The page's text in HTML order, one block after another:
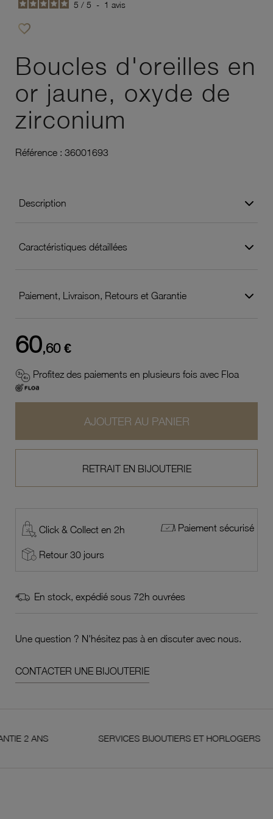
5 / 5 - 1 avis
favorite_border
Boucles d'oreilles en
or jaune, oxyde de
zirconium
Référence : 36001693
Description
Caractéristiques détaillées
Paiement, Livraison, Retours et Garantie
60,60 €
Profitez des paiements en plusieurs fois avec Floa
AJOUTER AU PANIER
RETRAIT EN BIJOUTERIE
Click & Collect en 2h Paiement sécurisé
Retour 30 jours
En stock, expédié sous 72h ouvrées
Une question ? N'hésitez pas à en discuter avec nous.
CONTACTER UNE BIJOUTERIE
SERVICES BIJOUTIERS ET HORLOGERS